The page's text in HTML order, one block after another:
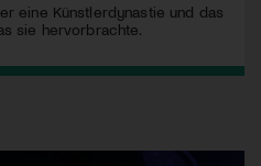
eine Künstlerdynastie und das
sie hervorbrachte.